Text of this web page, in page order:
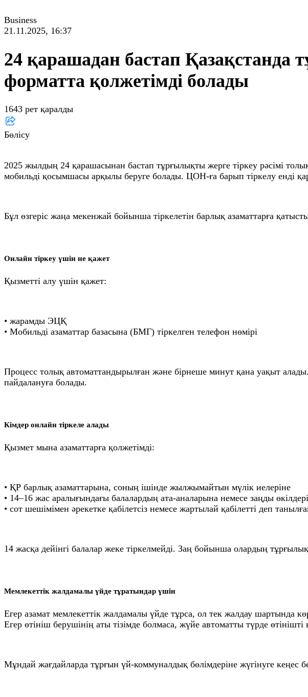
Business
21.11.2025, 16:37
24 қарашадан бастап
форматта қолжетімді болады
1643 рет қаралды
Бөлісу
2025 жылдың 24 қарашасынан бастап тұрғылықты жерге тіркеу рәсімі
мобильді қосымшасы арқылы беруге болады. ЦОН-ға барып тіркелу енді
Бұл өзгеріс жаңа мекенжай бойынша тіркелетін барлық азаматтарға
Онлайн тіркеу үшін не қажет
Қызметті алу үшін қажет:
• жарамды ЭЦҚ
• Мобильді азаматтар базасына (БМГ) тіркелген телефон нөмірі
Процесс толық автоматтандырылған және бірнеше минут қана уақыт
пайдалануға болады.
Кімдер онлайн тіркеле алады
Қызмет мына азаматтарға қолжетімді:
• ҚР барлық азаматтарына, соның ішінде жылжымайтын мүлік иелеріне
• 14–16 жас аралығындағы балалардың ата-аналарына немесе заңды
• сот шешімімен әрекетке қабілетсіз немесе жартылай қабілетті деп
14 жасқа дейінгі балалар жеке тіркелмейді. Заң бойынша олардың
Мемлекеттік жалдамалы үйде тұратындар үшін
Егер азамат мемлекеттік жалдамалы үйде тұрса, ол тек жалдау шартында
Егер өтініш берушінің аты тізімде болмаса, жүйе автоматты түрде
Мұндай жағдайларда тұрғын үй-коммуналдық бөлімдеріне жүгінуге кеңес